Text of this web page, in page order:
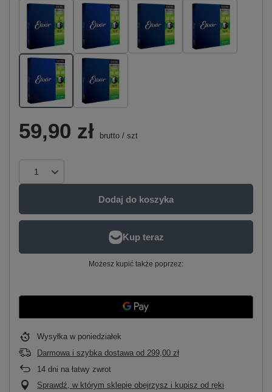
59,90 zł brutto / szt
Dodaj do koszyka
Możesz kupić także poprzez:
Wysyłka w poniedziałek
Darmowa i szybka dostawa od 299,00 zł
14 dni na łatwy zwrot
Sprawdź, w którym sklepie obejrzysz i kupisz od ręki